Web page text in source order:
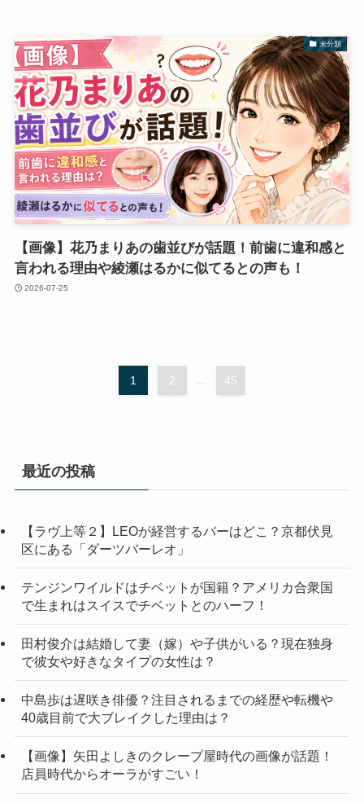
未分類
【画像】花乃まりあの歯並びが話題！前歯に違和感と
言われる理由や綾瀬はるかに似てるとの声も！
2026-07-25
1 2 ... 45
最近の投稿
【ラヴ上等２】LEOが経営するバーはどこ？京都伏見
区にある「ダーツバーレオ」
テンジンワイルドはチベットが国籍？アメリカ合衆国
で生まれはスイスでチベットとのハーフ！
田村俊介は結婚して妻（嫁）や子供がいる？現在独身
で彼女や好きなタイプの女性は？
中島歩は遅咲き俳優？注目されるまでの経歴や転機や
40歳目前で大ブレイクした理由は？
【画像】矢田よしきのクレープ屋時代の画像が話題！
店員時代からオーラがすごい！